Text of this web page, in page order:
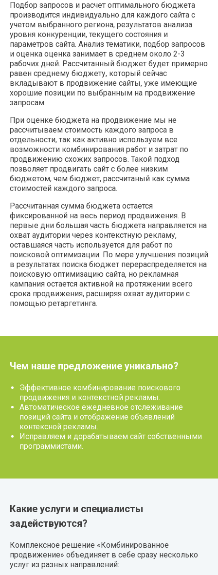
Подбор запросов и расчет оптимального бюджета
производится индивидуально для каждого сайта с
учетом выбранного региона, результатов анализа
уровня конкуренции, текущего состояния и
параметров сайта. Анализ тематики, подбор запросов
и оценка оценка занимает в среднем около 2-3
рабочих дней. Рассчитанный бюджет будет примерно
равен среднему бюджету, который сейчас
вкладывают в продвижение сайты, уже имеющие
хорошие позиции по выбранным на продвижение
запросам.
При оценке бюджета на продвижение мы не
рассчитываем стоимость каждого запроса в
отдельности, так как активно используем все
возможности комбинирования работ и затрат по
продвижению схожих запросов. Такой подход
позволяет продвигать сайт с более низким
бюджетом, чем бюджет, рассчитаный как сумма
стоимостей каждого запроса.
Рассчитанная сумма бюджета остается
фиксированной на весь период продвижения. В
первые дни большая часть бюджета направляется на
охват аудитории через контекстную рекламу,
оставшаяся часть используется для работ по
поисковой оптимизации. По мере улучшения позиций
в результатах поиска бюджет перераспределяется на
поисковую оптимизацию сайта, но рекламная
кампания остается активной на протяжении всего
срока продвижения, расширяя охват аудитории с
помощью ретаргетинга.
Чем наше предложение уникально?
Эффективное комбинирование поискового
продвижения и контекстной рекламы.
Автоматическое ежедневное отслеживание
позиций сайта и отображение объявлений
контексной рекламы.
Исправляем и дорабатываем сайт собственными
программистами.
Какие услуги и специалисты
задействуются?
Комплексное решение «Комбинированное
продвижение» объединяет в себе сразу несколько
услуг из разных направлений: